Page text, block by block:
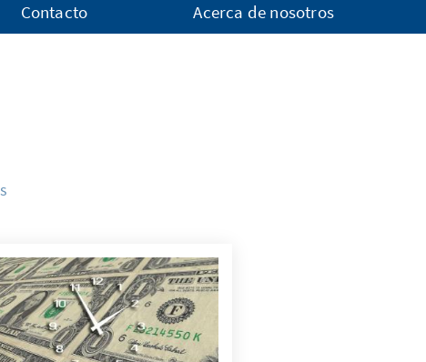
Contacto Acerca de nosotros